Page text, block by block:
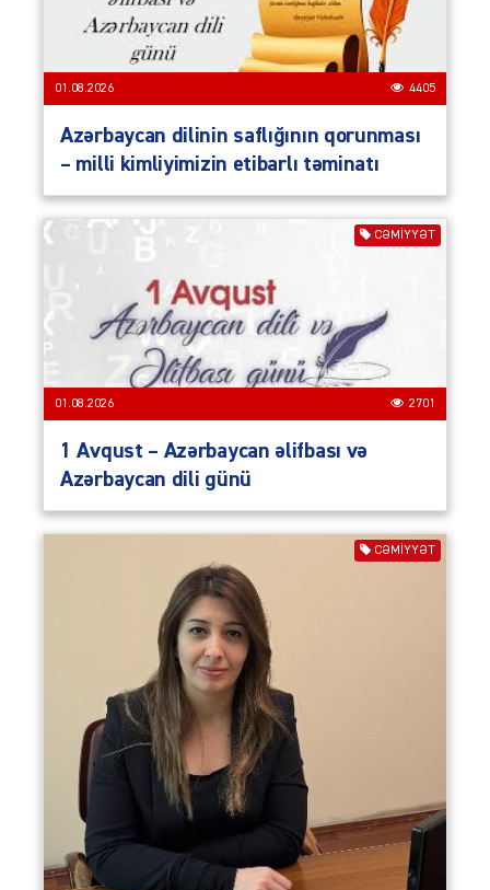
01.08.2026 4405
Azərbaycan dilinin saflığının qorunması
– milli kimliyimizin etibarlı təminatı
CƏMIYYƏT
01.08.2026 2701
1 Avqust – Azərbaycan əlifbası və
Azərbaycan dili günü
CƏMIYYƏT